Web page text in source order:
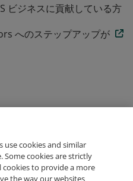
ビジネスに貢献している方
へのステップアップが
cookies and similar
cookies are strictly
cookies to provide a more
the way our websites